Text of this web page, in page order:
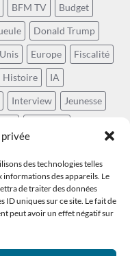
privée
des technologies telles
informations des appareils. Le
de traiter des données
ID uniques sur ce site. Le fait de
peut avoir un effet négatif sur
BFM TV
Budget
Donald Trump
Europe
Fiscalité
Histoire
IA
Interview
Jeunesse
Social
Tech
Technocratie
Éducation Énergie